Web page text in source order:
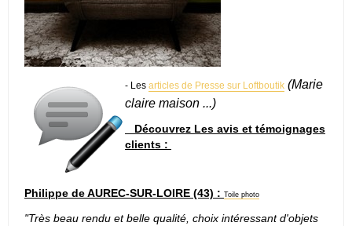
- Les articles de Presse sur Loftboutik (Marie
claire maison ...)
Découvrez Les avis et témoignages
clients :
Philippe de AUREC-SUR-LOIRE (43) : Toile photo
"Très beau rendu et belle qualité, choix intéressant d'objets